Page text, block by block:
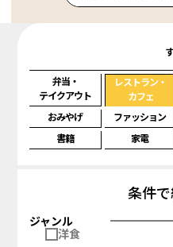
弁当・
テイクアウト
レストラン・
カフェ
おみやげ ファッション
書籍
家電
条件
ジャンル
洋食